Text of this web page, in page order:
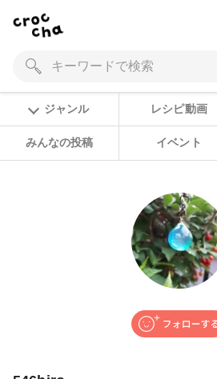
ジャンル レシピ動画
みんなの投稿 イベント